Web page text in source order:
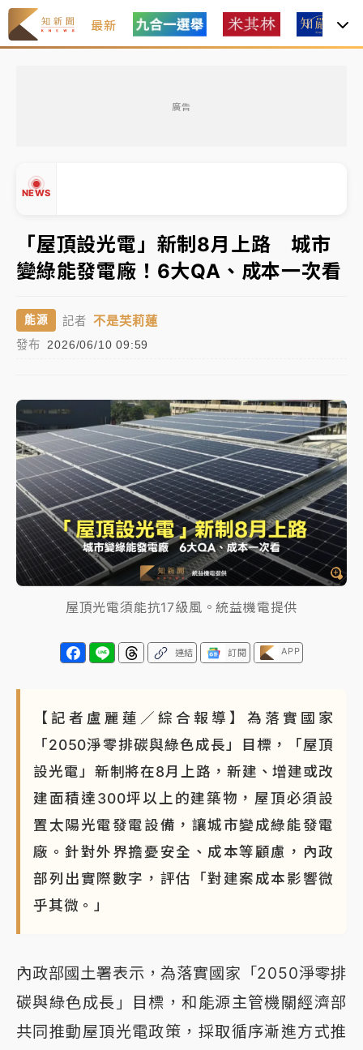
最新
廣告
NEWS
有片｜
連根拔起
中颱白海豚風雨來了！中部以北防豪雨 今晚、明天影
響最劇烈
白海豚逼近！北市水門只出不進 未移置車輛最高罰
油價持續凍漲！ 中油宣布下周一汽柴油價格維持不變
路鷹架倒塌壓2車
有片｜ 白海豚暴風圈逼近！新北淡水赫見龍捲風 榕樹
連根拔起
中颱白海豚風雨來了！中部以北防豪雨 今晚、明天影
響最劇烈
白海豚逼近！北市水門只出不進 未移置車輛最高罰
4800＋拖吊費
「屋頂設光電」新制8月上路 城市
變綠能發電廠！6大QA、成本一次看
能源 記者 不是芙莉蓮
發布 2026/06/10 09:59
屋頂光電須能抗17級風。統益機電提供
連結 訂閱 APP
【記者盧麗蓮／綜合報導】為落實國家
「2050淨零排碳與綠色成長」目標，「屋頂
設光電」新制將在8月上路，新建、增建或改
建面積達300坪以上的建築物，屋頂必須設
置太陽光電發電設備，讓城市變成綠能發電
廠。針對外界擔憂安全、成本等顧慮，內政
部列出實際數字，評估「對建案成本影響微
乎其微。」
內政部國土署表示，為落實國家「2050淨零排
碳與綠色成長」目標，和能源主管機關經濟部
共同推動屋頂光電政策，採取循序漸進方式推